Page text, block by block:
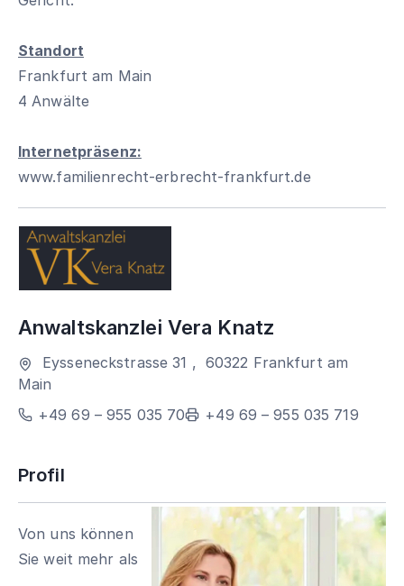
Standort
Frankfurt am Main
4 Anwälte
Internetpräsenz:
www.familienrecht-erbrecht-frankfurt.de
Anwaltskanzlei Vera Knatz
Eysseneckstrasse 31 , 60322 Frankfurt am
Main
+49 69 – 955 035 70
+49 69 – 955 035 719
Profil
Von uns können
Sie weit mehr als